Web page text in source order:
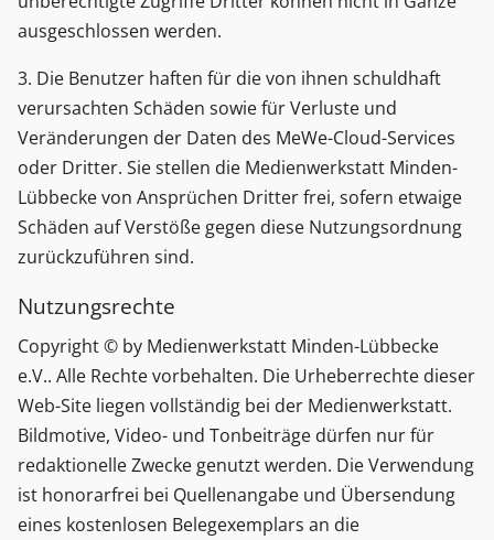
ausgeschlossen werden.
3. Die Benutzer haften für die von ihnen schuldhaft
verursachten Schäden sowie für Verluste und
Veränderungen der Daten des MeWe-Cloud-Services
oder Dritter. Sie stellen die Medienwerkstatt Minden-
Lübbecke von Ansprüchen Dritter frei, sofern etwaige
Schäden auf Verstöße gegen diese Nutzungsordnung
zurückzuführen sind.
Nutzungsrechte
Copyright © by Medienwerkstatt Minden-Lübbecke
e.V.. Alle Rechte vorbehalten. Die Urheberrechte dieser
Web-Site liegen vollständig bei der Medienwerkstatt.
Bildmotive, Video- und Tonbeiträge dürfen nur für
redaktionelle Zwecke genutzt werden. Die Verwendung
ist honorarfrei bei Quellenangabe und Übersendung
eines kostenlosen Belegexemplars an die